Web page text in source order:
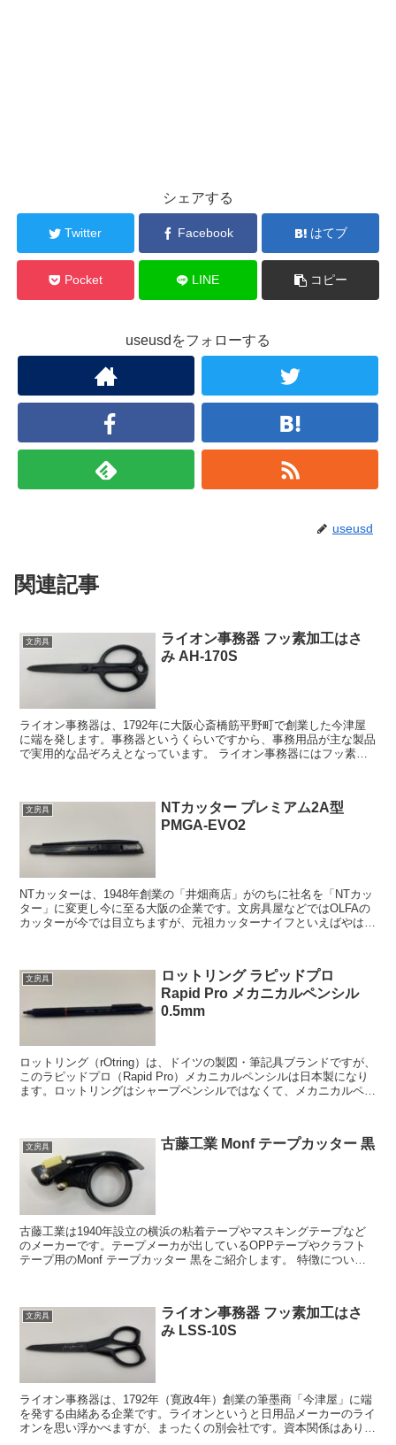
シェアする
Twitter Facebook はてブ
Pocket LINE コピー
useusdをフォローする
useusd
関連記事
文房具
ライオン事務器 フッ素加工はさ
み AH-170S
ライオン事務器は、1792年に大阪心斎橋筋平野町で創業した今津屋
に端を発します。事務器というくらいですから、事務用品が主な製品
で実用的な品ぞろえとなっています。 ライオン事務器にはフッ素加
文房具
NTカッター プレミアム2A型
PMGA-EVO2
NTカッターは、1948年創業の「井畑商店」がのちに社名を「NTカッ
ター」に変更し今に至る大阪の企業です。文房具屋などではOLFAの
カッターが今では目立ちますが、元祖カッターナイフといえばやはり
文房具
ロットリング ラピッドプロ
Rapid Pro メカニカルペンシル
0.5mm
ロットリング（rOtring）は、ドイツの製図・筆記具ブランドですが、
このラピッドプロ（Rapid Pro）メカニカルペンシルは日本製になり
ます。ロットリングはシャープペンシルではなくて、メカニカルペン
文房具 古藤工業 Monf テープカッター 黒
古藤工業は1940年設立の横浜の粘着テープやマスキングテープなど
のメーカーです。テープメーカが出しているOPPテープやクラフト
テープ用のMonf テープカッター 黒をご紹介します。 特徴について
文房具
ライオン事務器 フッ素加工はさ
み LSS-10S
ライオン事務器は、1792年（寛政4年）創業の筆墨商「今津屋」に端
を発する由緒ある企業です。ライオンというと日用品メーカーのライ
オンを思い浮かべますが、まったくの別会社です。資本関係はありま